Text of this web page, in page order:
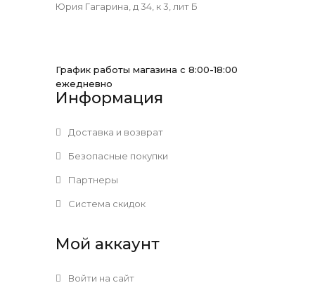
Юрия Гагарина, д 34, к 3, лит Б
График работы магазина с 8:00-18:00
ежедневно
Информация
Доставка и возврат
Безопасные покупки
Партнеры
Система скидок
Мой аккаунт
Войти на сайт